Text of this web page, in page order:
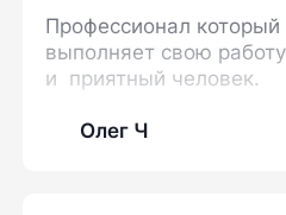
Профессионал который
выполняет свою
и приятный человек.
Олег Ч